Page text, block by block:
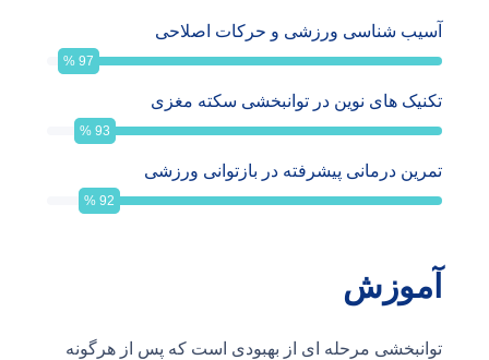
آسیب شناسی ورزشی و حرکات اصلاحی
97
%
تکنیک های نوین در توانبخشی سکته مغزی
93
%
تمرین درمانی پیشرفته در بازتوانی ورزشی
92
%
آموزش
توانبخشی مرحله ای از بهبودی است که پس از هرگونه